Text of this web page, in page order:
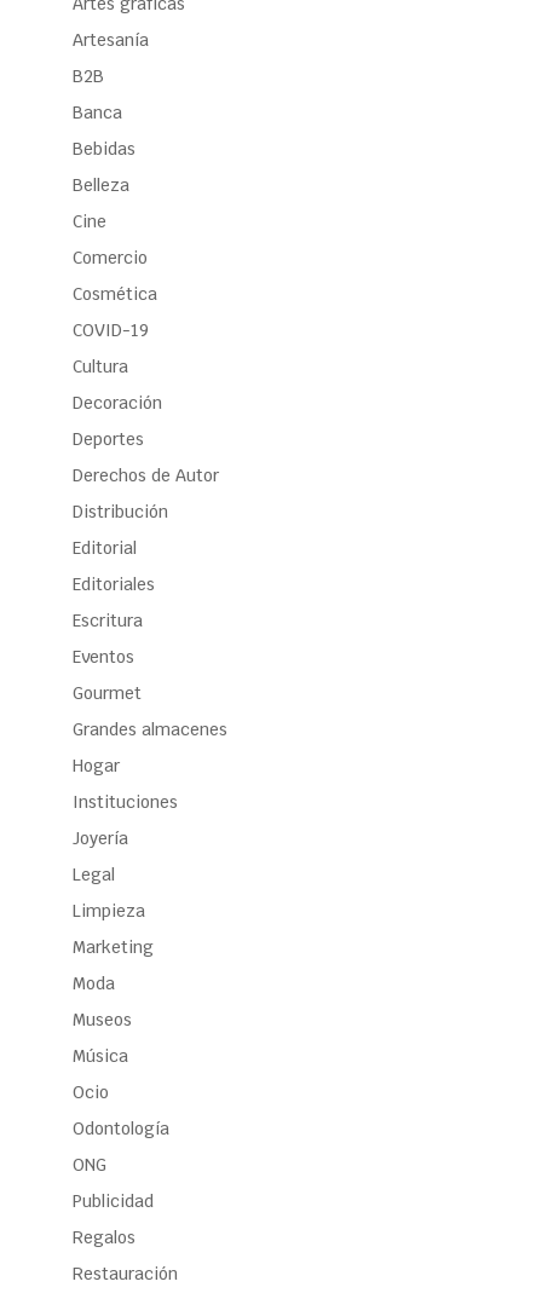
Artesanía
B2B
Banca
Bebidas
Belleza
Cine
Comercio
Cosmética
COVID-19
Cultura
Decoración
Deportes
Derechos de Autor
Distribución
Editorial
Editoriales
Escritura
Eventos
Gourmet
Grandes almacenes
Hogar
Instituciones
Joyería
Legal
Limpieza
Marketing
Moda
Museos
Música
Ocio
Odontología
ONG
Publicidad
Regalos
Restauración